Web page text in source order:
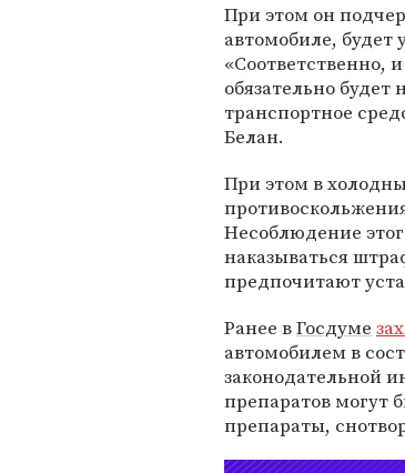
При этом он
автомобиле, будет
«Соответственно,
обязательно
транспортное
Белан.
При этом в
Несоблюдение
наказываться
предпочитают
Ранее вГосдуме
автомобилем в
законодательной
препаратов могут
препараты,